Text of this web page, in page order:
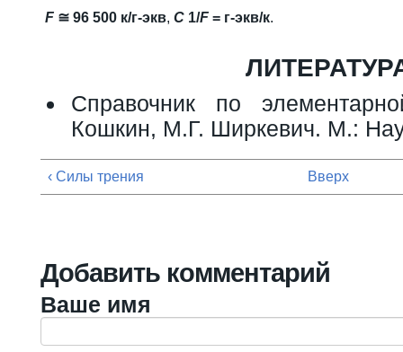
F ≅ 96 500 к/г-экв, C 1/F = г-экв/к.
Справочник по
Кошкин, М.Г. Ширкевич. М.:
‹ Силы трения Вверх
Добавить комментарий
Ваше имя